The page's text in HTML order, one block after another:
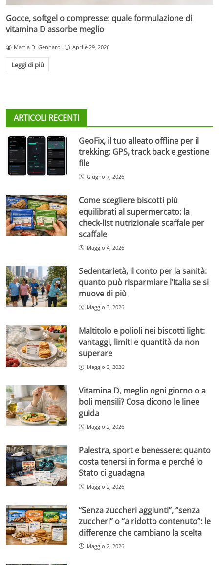
Gocce, softgel o compresse: quale formulazione di
vitamina D assorbe meglio
Mattia Di Gennaro Aprile 29, 2026
Leggi di più
ARTICOLI RECENTI
GeoFix, il tuo alleato offline per il
trekking: GPS, track back e gestione
file
Giugno 7, 2026
Come scegliere biscotti più
equilibrati al supermercato: la
check-list nutrizionale scaffale per
scaffale
Maggio 4, 2026
Sedentarietà, il conto per la sanità:
quanto può risparmiare l’Italia se si
muove di più
Maggio 3, 2026
Maltitolo e polioli nei biscotti light:
vantaggi, limiti e quantità da non
superare
Maggio 3, 2026
Vitamina D, meglio ogni giorno o a
boli mensili? Cosa dicono le linee
guida
Maggio 2, 2026
Palestra, sport e benessere: quanto
costa tenersi in forma e perché lo
Stato ci guadagna
Maggio 2, 2026
“Senza zuccheri aggiunti”, “senza
zuccheri” o “a ridotto contenuto”: le
differenze che cambiano la scelta
Maggio 2, 2026